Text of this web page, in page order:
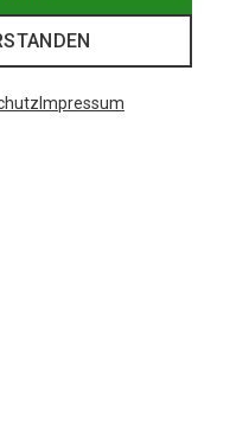
Impressum